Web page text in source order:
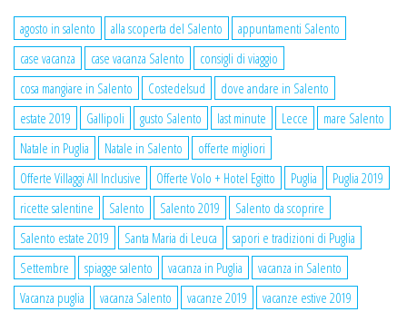
agosto in salento alla scoperta del Salento
appuntamenti Salento
case vacanza
case vacanza Salento
consigli di viaggio
cosa mangiare in Salento
Costedelsud
dove andare in Salento
estate 2019
Gallipoli gusto Salento last minute Lecce
mare Salento
Natale in Puglia
Natale in Salento
offerte migliori
Offerte Villaggi All Inclusive
Offerte Volo + Hotel Egitto Puglia
Puglia 2019
ricette salentine
Salento Salento 2019
Salento da scoprire
Salento estate 2019
Santa Maria di Leuca
sapori e tradizioni di Puglia
Settembre
spiagge salento vacanza in Puglia
vacanza in Salento
Vacanza puglia
vacanza Salento vacanze 2019
vacanze estive 2019